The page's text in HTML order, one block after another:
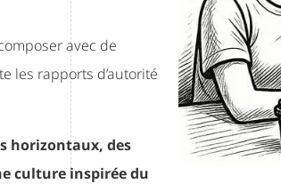
avec de
les rapports d’autorité
horizontaux, des
culture inspirée du